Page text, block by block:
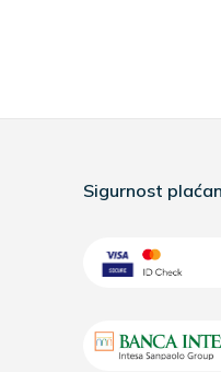
Sigurnost